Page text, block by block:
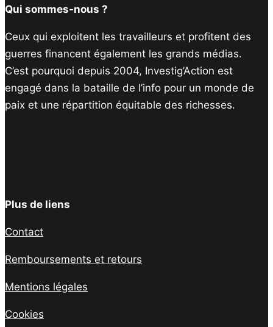
Qui sommes-nous ?
Ceux qui exploitent les travailleurs et profitent des
guerres financent également les grands médias.
C’est pourquoi depuis 2004, Investig’Action est
engagé dans la bataille de l’info pour un monde de
paix et une répartition équitable des richesses.
Plus de liens
Contact
Remboursements et retours
Mentions légales
Cookies